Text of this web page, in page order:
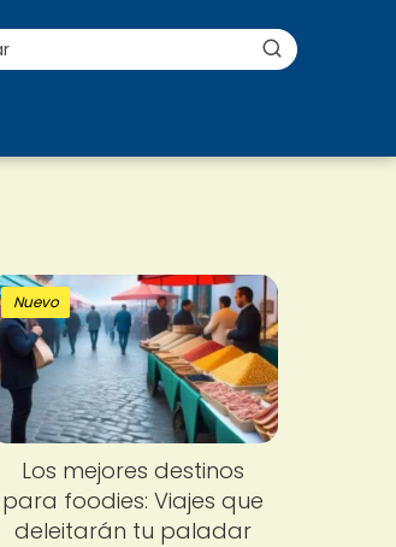
Nuevo
Los mejores destinos
para foodies: Viajes que
deleitarán tu paladar